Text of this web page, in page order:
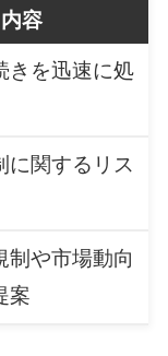
内容
きを迅速に処
に関するリス
制や市場動向
案